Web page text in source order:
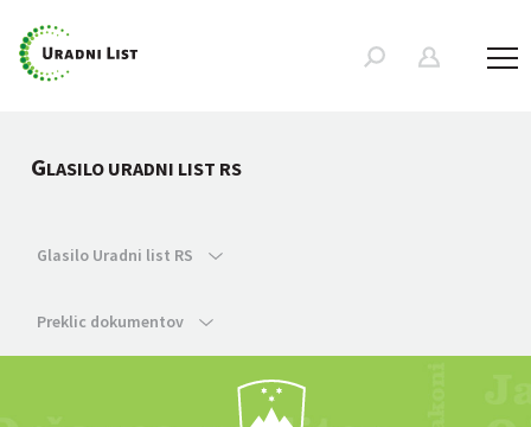
GLASILO URADNI LIST RS
Glasilo Uradni list RS
Preklic dokumentov